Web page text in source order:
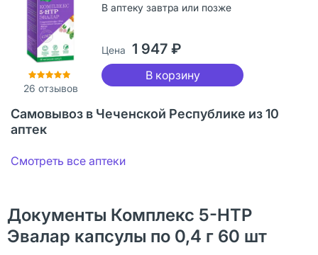
26 отзывов
В аптеку завтра или позже
Цена 1 947 ₽
В корзину
Самовывоз в Чеченской Республике из 10
аптек
Смотреть все аптеки
Документы Комплекс 5-НТР
Эвалар капсулы по 0,4 г 60 шт